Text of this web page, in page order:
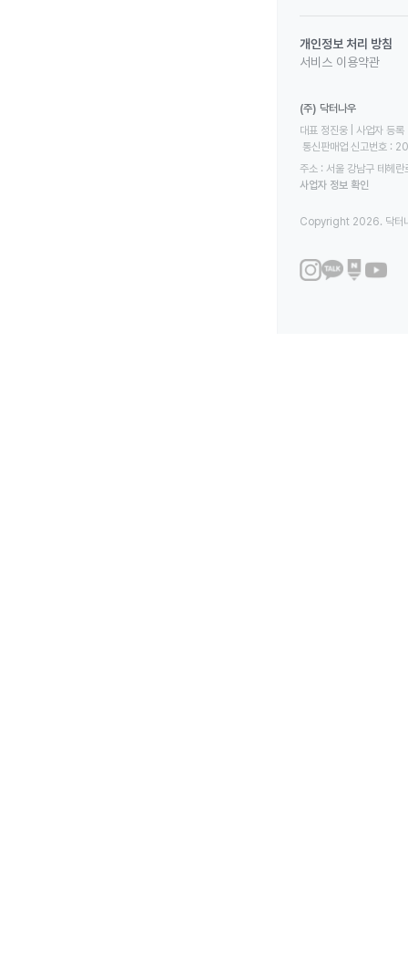
개인정보 처리 방침
서비스 이용약관
(주) 닥터나우
대표 정진웅 | 사업자
통신판매업 신고번호
주소 : 서울 강남구 테헤
사업자 정보 확인
Copyright 2026. 닥터